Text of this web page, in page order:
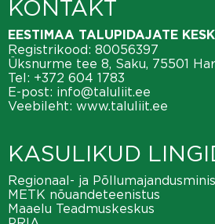
KONTAKT
EESTIMAA TALUPIDAJATE
Registrikood: 80056397
Üksnurme tee 8, Saku, 75501
Tel: +372 604 1783
E-post: info@taluliit.ee
Veebileht: www.taluliit.ee
KASULIKUD
Regionaal- ja
METK nõuandeteenistus
Maaelu Teadmuskeskus